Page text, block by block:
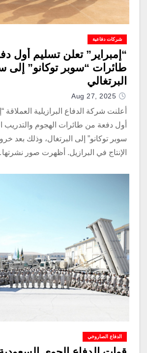
شركات دفاعية
“إمبراير” تعلن تسليم أول
طائرات “سوبر توكانو” إلى
البرتغالي
Aug 27, 2025
أعلنت شركة الدفاع البرازيلية العملاقة
سوبر توكانو” إلى البرتغال، وذلك بعد
الإنتاج في البرازيل. أظهرت صور
الدفاع الصاروخي